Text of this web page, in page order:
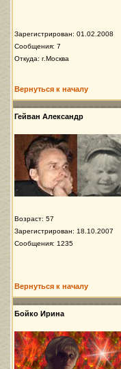
Зарегистрирован: 01.02.2008
Сообщения: 7
Откуда: г.Москва
Вернуться к началу
Гейван Александр
Возраст: 57
Зарегистрирован: 18.10.2007
Сообщения: 1235
Вернуться к началу
Бойко Ирина